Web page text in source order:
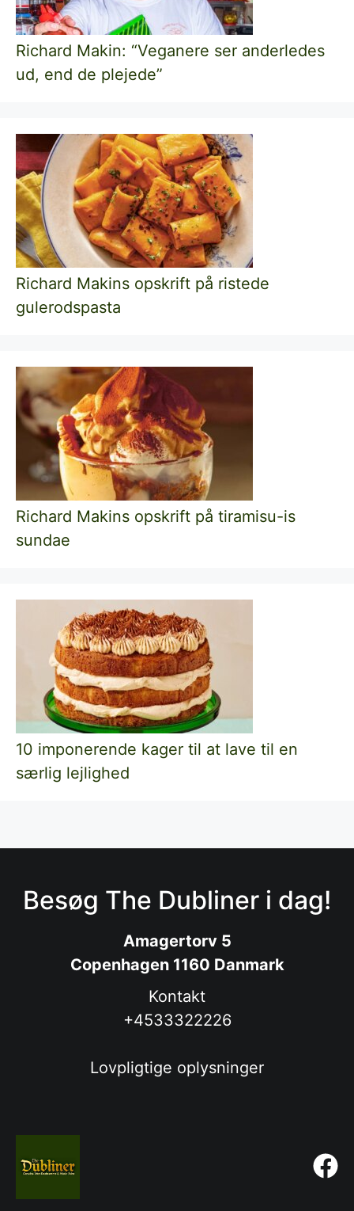
Richard Makin: “Veganere ser anderledes
ud, end de plejede”
Richard Makins opskrift på ristede
gulerodspasta
Richard Makins opskrift på tiramisu-is
sundae
10 imponerende kager til at lave til en
særlig lejlighed
Besøg The Dubliner i dag!
Amagertorv 5
Copenhagen 1160 Danmark
Kontakt
+4533322226
Lovpligtige oplysninger